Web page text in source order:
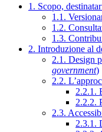
1. Scopo,
1.1.
1.2.
1.3.
2. Introduzione al
2.1. Design
government)
2.2.
2.2.1.
2.2.2.
2.3.
2.3.1.